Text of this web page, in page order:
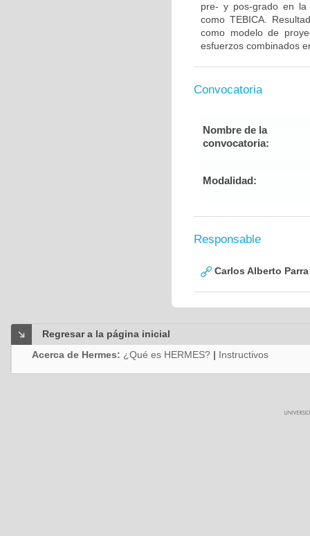
pre- y pos-grado en la
como TEBICA.
como modelo de
esfuerzos combinados
Convocatoria
Nombre de la
convocatoria:
Modalidad:
Responsable
Carlos Alberto
Regresar a la página inicial
Acerca de Hermes: ¿Qué es HERMES? | Instructivos